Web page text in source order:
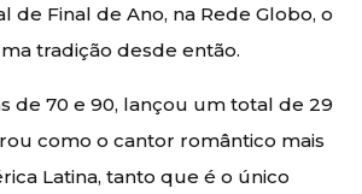
de Final de Ano, na Rede Globo, o
tradição desde então.
de 70 e 90, lançou um total de 29
como o cantor romântico mais
Latina, tanto que é o único